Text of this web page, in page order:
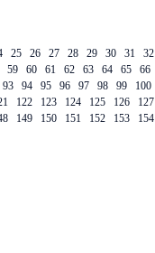
25 26 27 28 29 30 31 32
59 60 61 62 63 64 65 66
93 94 95 96 97 98 99 100
122 123 124 125 126 127
149 150 151 152 153 154